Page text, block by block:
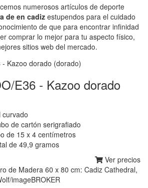
numerosos artículos de deporte
de en cadiz estupendos para el cuidado
de que para encontrar infinidad
comprar lo mejor para tu aspecto físico,
sitios web del mercado.
E36 - Kazoo dorado
curvado
de cartón serigrafiado
de 15 x 4 centímetros
de 49,9 gramos
Ver precios